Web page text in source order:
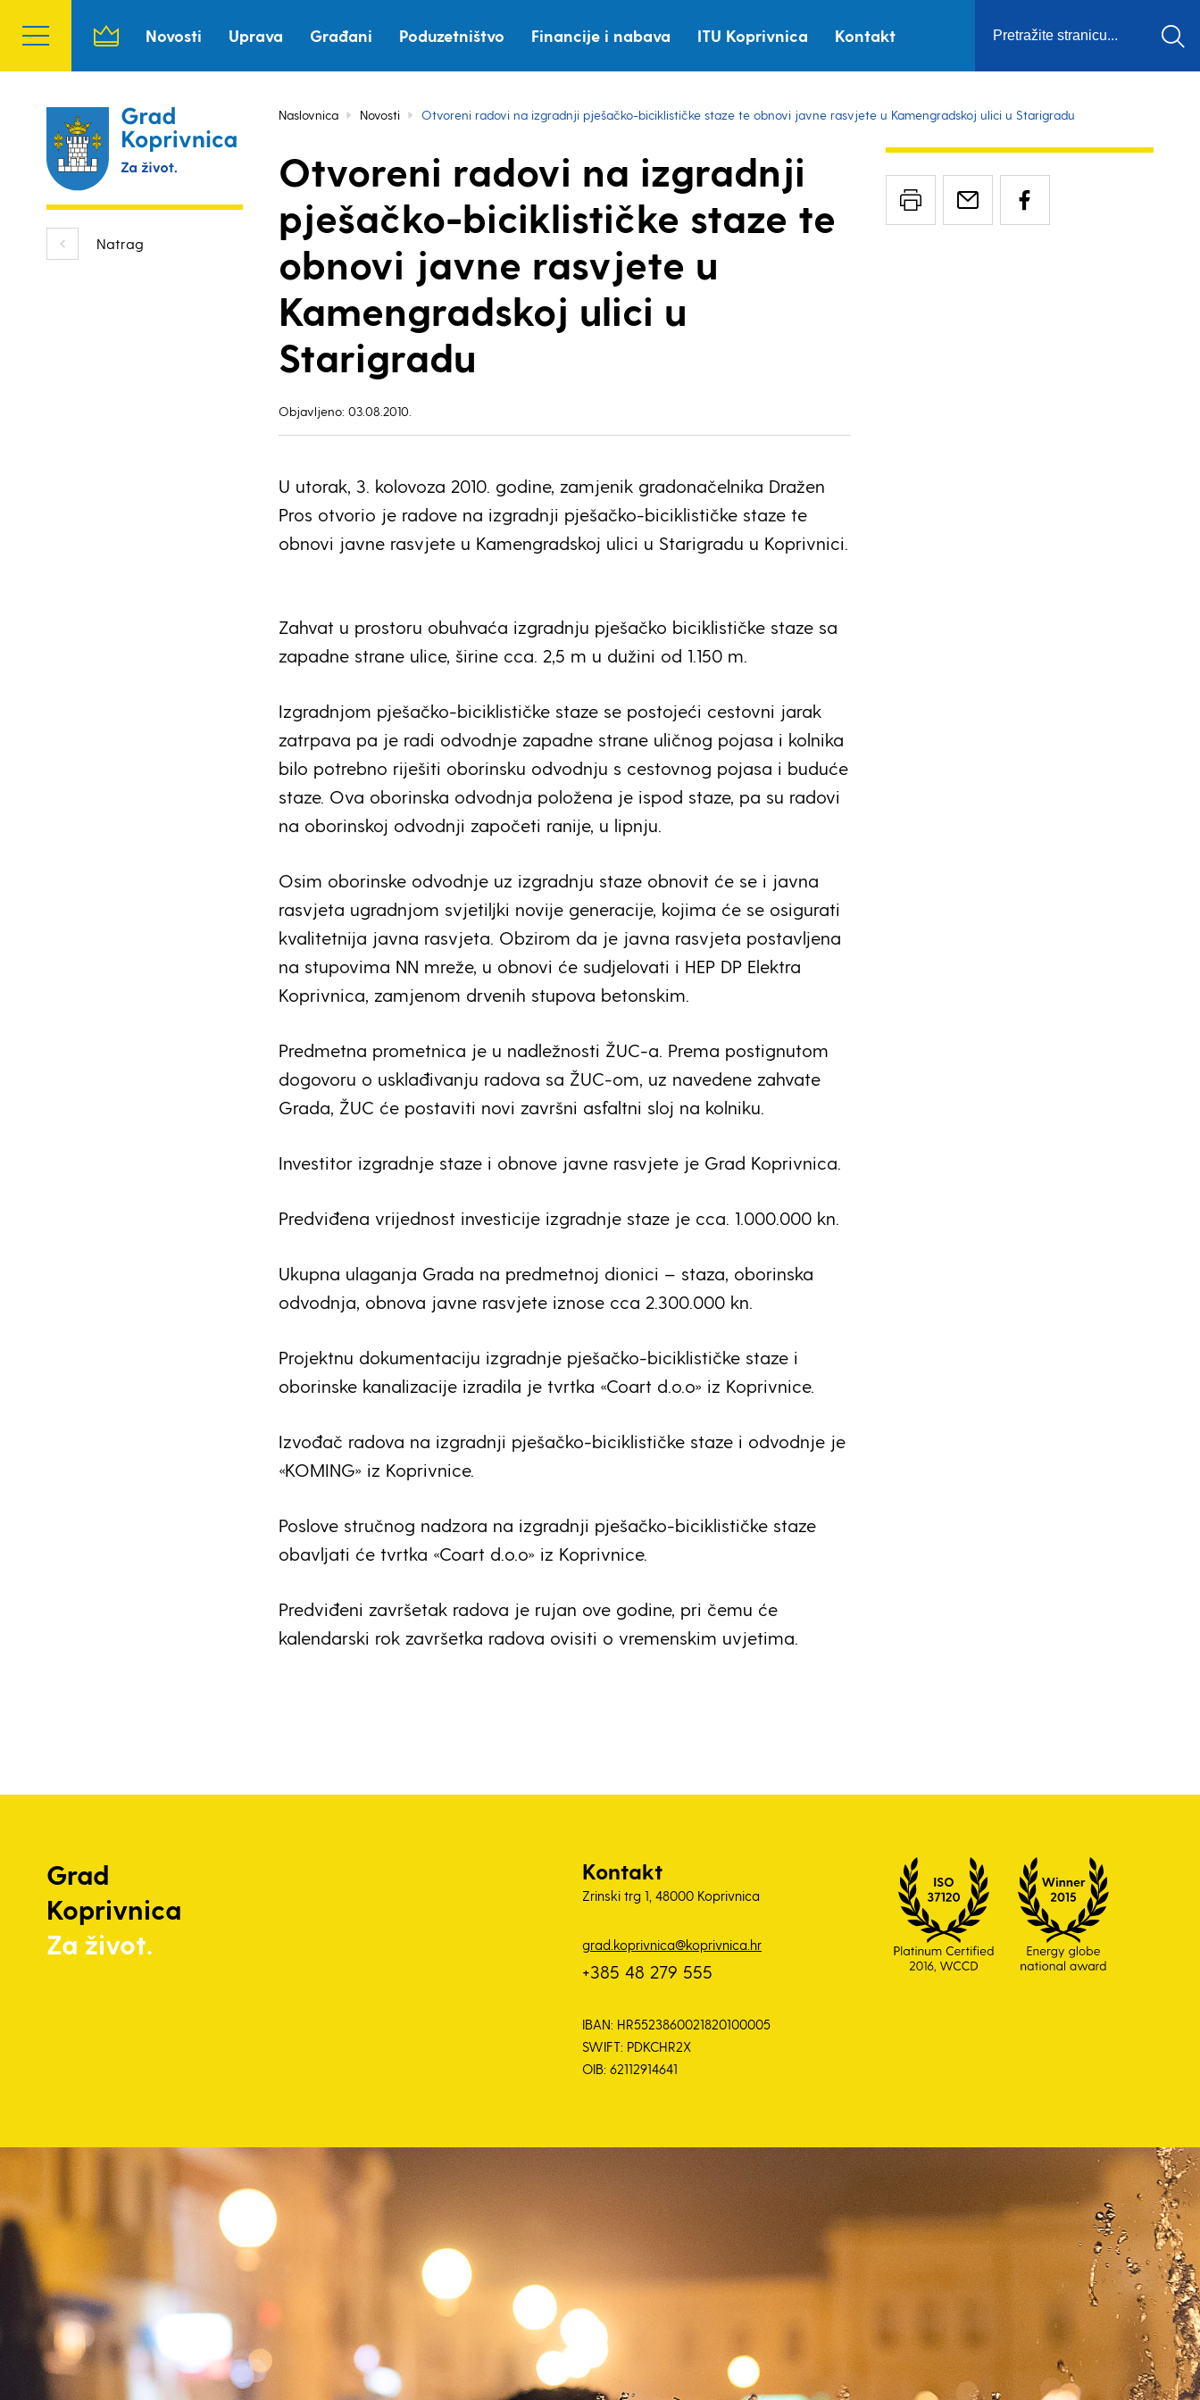
Novosti Uprava Građani Poduzetništvo Financije i nabava ITU Koprivnica Kontakt
Natrag
Naslovnica Novosti Otvoreni radovi na izgradnji pješačko-biciklističke staze te obnovi javne rasvjete u Kamengradskoj ulici u Starigradu
Otvoreni radovi na izgradnji
pješačko-biciklističke staze te
obnovi javne rasvjete u
Kamengradskoj ulici u
Starigradu
Objavljeno: 03.08.2010.
U utorak, 3. kolovoza 2010. godine, zamjenik gradonačelnika Dražen
Pros otvorio je radove na izgradnji pješačko-biciklističke staze te
obnovi javne rasvjete u Kamengradskoj ulici u Starigradu u Koprivnici.
Zahvat u prostoru obuhvaća izgradnju pješačko biciklističke staze sa
zapadne strane ulice, širine cca. 2,5 m u dužini od 1.150 m.
Izgradnjom pješačko-biciklističke staze se postojeći cestovni jarak
zatrpava pa je radi odvodnje zapadne strane uličnog pojasa i kolnika
bilo potrebno riješiti oborinsku odvodnju s cestovnog pojasa i buduće
staze. Ova oborinska odvodnja položena je ispod staze, pa su radovi
na oborinskoj odvodnji započeti ranije, u lipnju.
Osim oborinske odvodnje uz izgradnju staze obnovit će se i javna
rasvjeta ugradnjom svjetiljki novije generacije, kojima će se osigurati
kvalitetnija javna rasvjeta. Obzirom da je javna rasvjeta postavljena
na stupovima NN mreže, u obnovi će sudjelovati i HEP DP Elektra
Koprivnica, zamjenom drvenih stupova betonskim.
Predmetna prometnica je u nadležnosti ŽUC-a. Prema postignutom
dogovoru o usklađivanju radova sa ŽUC-om, uz navedene zahvate
Grada, ŽUC će postaviti novi završni asfaltni sloj na kolniku.
Investitor izgradnje staze i obnove javne rasvjete je Grad Koprivnica.
Predviđena vrijednost investicije izgradnje staze je cca. 1.000.000 kn.
Ukupna ulaganja Grada na predmetnoj dionici – staza, oborinska
odvodnja, obnova javne rasvjete iznose cca 2.300.000 kn.
Projektnu dokumentaciju izgradnje pješačko-biciklističke staze i
oborinske kanalizacije izradila je tvrtka «Coart d.o.o» iz Koprivnice.
Izvođač radova na izgradnji pješačko-biciklističke staze i odvodnje je
«KOMING» iz Koprivnice.
Poslove stručnog nadzora na izgradnji pješačko-biciklističke staze
obavljati će tvrtka «Coart d.o.o» iz Koprivnice.
Predviđeni završetak radova je rujan ove godine, pri čemu će
kalendarski rok završetka radova ovisiti o vremenskim uvjetima.
Grad
Koprivnica
Za život.
Kontakt
Zrinski trg 1, 48000 Koprivnica
grad.koprivnica@koprivnica.hr
+385 48 279 555
IBAN: HR5523860021820100005
SWIFT: PDKCHR2X
OIB: 62112914641